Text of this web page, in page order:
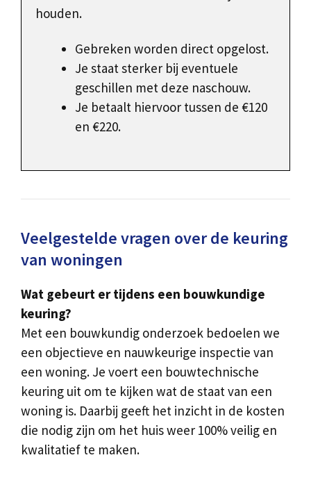
houden.
Gebreken worden direct opgelost.
Je staat sterker bij eventuele
geschillen met deze naschouw.
Je betaalt hiervoor tussen de €120
en €220.
Veelgestelde vragen over de keuring
van woningen
Wat gebeurt er tijdens een bouwkundige
keuring?
Met een bouwkundig onderzoek bedoelen we
een objectieve en nauwkeurige inspectie van
een woning. Je voert een bouwtechnische
keuring uit om te kijken wat de staat van een
woning is. Daarbij geeft het inzicht in de kosten
die nodig zijn om het huis weer 100% veilig en
kwalitatief te maken.